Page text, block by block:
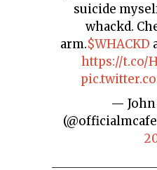
suicide
whackd.
arm.$WHACKD
https://t.co/
— John McAfee